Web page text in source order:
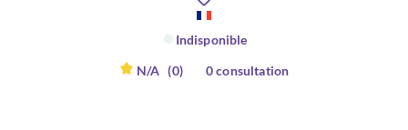
Indisponible
N/A (0) 0 consultation